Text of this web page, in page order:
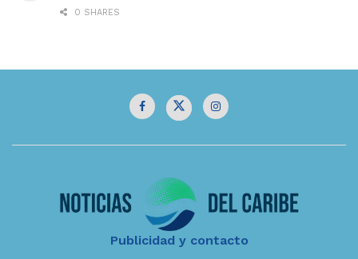
0 SHARES
Publicidad y contacto